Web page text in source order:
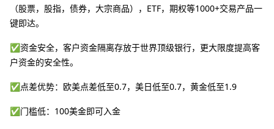
（股票，股指，债券，大宗商品），ETF，期权等1000+交易产品一
键即达。
✅资金安全，客户资金隔离存放于世界顶级银行，更大限度提高客
户资金的安全性。
✅点差优势：欧美点差低至0.7，美日低至0.7，黄金低至1.9
✅门槛低：100美金即可入金